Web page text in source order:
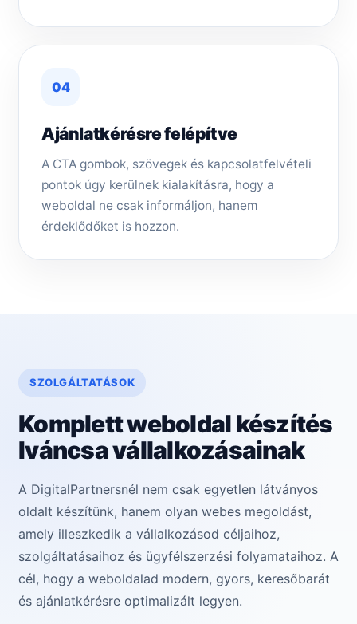
04
Ajánlatkérésre felépítve
A CTA gombok, szövegek és kapcsolatfelvételi
pontok úgy kerülnek kialakításra, hogy a
weboldal ne csak informáljon, hanem
érdeklődőket is hozzon.
SZOLGÁLTATÁSOK
Komplett weboldal készítés
Iváncsa vállalkozásainak
A DigitalPartnersnél nem csak egyetlen látványos
oldalt készítünk, hanem olyan webes megoldást,
amely illeszkedik a vállalkozásod céljaihoz,
szolgáltatásaihoz és ügyfélszerzési folyamataihoz. A
cél, hogy a weboldalad modern, gyors, keresőbarát
és ajánlatkérésre optimalizált legyen.